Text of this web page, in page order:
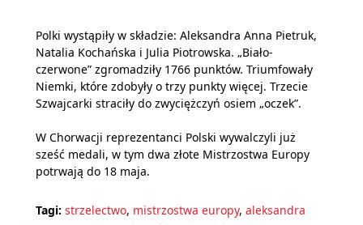
Polki wystąpiły w składzie: Aleksandra Anna Pietruk,
Natalia Kochańska i Julia Piotrowska. „Biało-
czerwone” zgromadziły 1766 punktów. Triumfowały
Niemki, które zdobyły o trzy punkty więcej. Trzecie
Szwajcarki straciły do zwyciężczyń osiem „oczek”.
W Chorwacji reprezentanci Polski wywalczyli już
sześć medali, w tym dwa złote Mistrzostwa Europy
potrwają do 18 maja.
Tagi: strzelectwo, mistrzostwa europy, aleksandra